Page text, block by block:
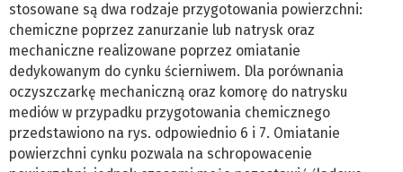
stosowane są dwa rodzaje przygotowania powierzchni:
chemiczne poprzez zanurzanie lub natrysk oraz
mechaniczne realizowane poprzez omiatanie
dedykowanym do cynku ścierniwem. Dla porównania
oczyszczarkę mechaniczną oraz komorę do natrysku
mediów w przypadku przygotowania chemicznego
przedstawiono na rys. odpowiednio 6 i 7. Omiatanie
powierzchni cynku pozwala na schropowacenie